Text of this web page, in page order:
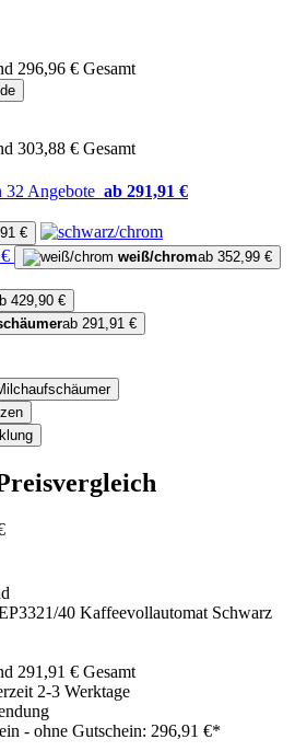
296,96 € Gesamt
303,88 € Gesamt
32 Angebote ab 291,91 €
€
weiß/chromab 352,99 €
429,90 €
ab 291,91 €
40 Kaffeevollautomat Schwarz
291,91 € Gesamt
2-3 Werktage
- ohne Gutschein: 296,91 €*